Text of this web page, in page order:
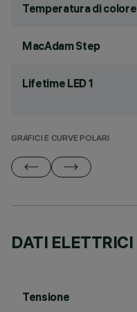
Temperatura di colore
MacAdam Step
Lifetime LED 1
GRAFICI E CURVE POLARI
DATI ELETTRICI
Tensione